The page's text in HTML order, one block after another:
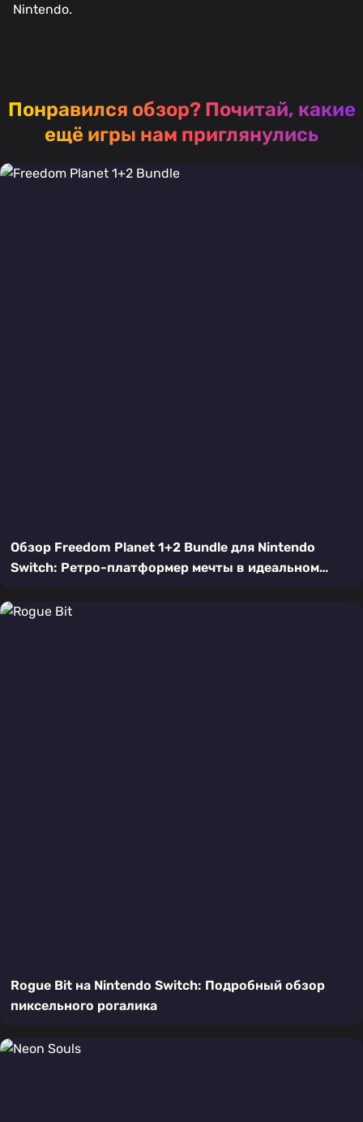
Nintendo.
Понравился обзор? Почитай, какие
ещё игры нам приглянулись
Обзор Freedom Planet 1+2 Bundle для Nintendo
Switch: Ретро-платформер мечты в идеальном
Rogue Bit на Nintendo Switch: Подробный обзор
пиксельного рогалика